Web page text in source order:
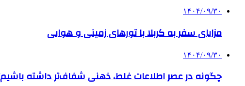
۱۴۰۴/۰۹/۳۰
مزایای سفر به کربلا با تورهای زمینی و هوایی
۱۴۰۴/۰۹/۳۰
چگونه در عصر اطلاعات غلط، ذهنی شفاف‌تر داشته